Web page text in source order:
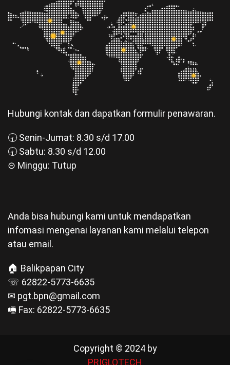
Hubungi kontak dan dapatkan formulir penawaran.
🕣 Senin-Jumat: 8.30 s/d 17.00
🕣 Sabtu: 8.30 s/d 12.00
⊝ Minggu: Tutup
Anda bisa hubungi kami untuk mendapatkan
infomasi mengenai layanan kami melalui telepon
atau email.
🏠 Balikpapan City
☏ 62822-5773-6635
✉ pgt.bpn@gmail.com
🖷 Fax: 62822-5773-6635
Copyright © 2024 by
PRIGLOTECH